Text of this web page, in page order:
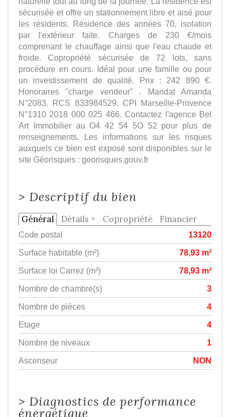
sécurisée et offre un stationnement libre et aisé pour
les résidents. Résidence des années 70, isolation
par l'extérieur faite. Charges de 230 €/mois
comprenant le chauffage ainsi que l'eau chaude et
froide. Copropriété sécurisée de 72 lots, sans
procédure en cours. Idéal pour une famille ou pour
un investissement de qualité. Prix : 242 890 €.
Honoraires "charge vendeur" . Mandat Amanda
N°2083. RCS 833984529. CPI Marseille-Provence
N°1310 2018 000 025 466. Contactez l'agence Bel
Art Immobilier au O4 42 54 5O 52 pour plus de
renseignements. Les informations sur les risques
auxquels ce bien est exposé sont disponibles sur le
site Géorisques : georisques.gouv.fr
> Descriptif du bien
Général Détails + Copropriété Financier
Code postal
13120
Surface habitable (m²)
78,93 m²
Surface loi Carrez (m²)
78,93 m²
Nombre de chambre(s)
3
Nombre de pièces
4
Etage
4
Nombre de niveaux
1
Ascenseur
NON
> Diagnostics de performance
énergétique